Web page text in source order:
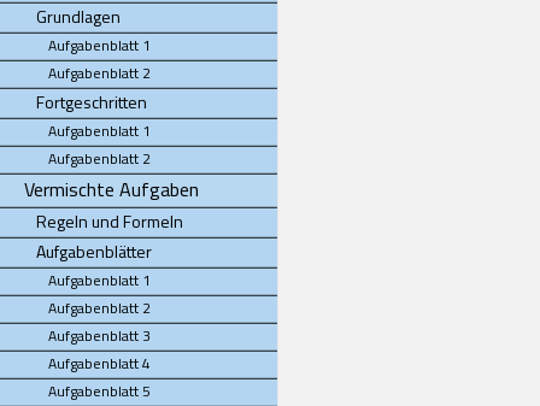
Grundlagen
Aufgabenblatt 1
Aufgabenblatt 2
Fortgeschritten
Aufgabenblatt 1
Aufgabenblatt 2
Vermischte Aufgaben
Regeln und Formeln
Aufgabenblätter
Aufgabenblatt 1
Aufgabenblatt 2
Aufgabenblatt 3
Aufgabenblatt 4
Aufgabenblatt 5